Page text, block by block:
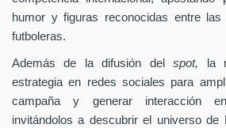
humor y figuras reconocidas entre
futboleras.
Además de la difusión delspot,
la
estrategia en redes sociales para
campaña y generar interacción
invitándolos a descubrir el universo de